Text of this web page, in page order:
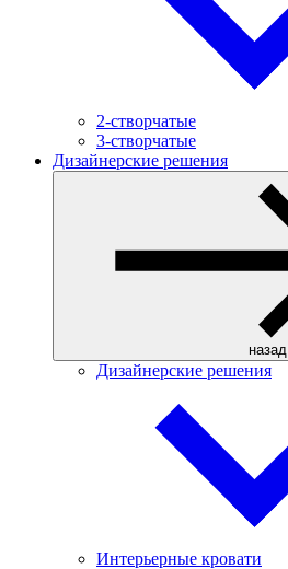
2-створчатые
3-створчатые
Дизайнерские решения
назад
Дизайнерские решения
Интерьерные кровати